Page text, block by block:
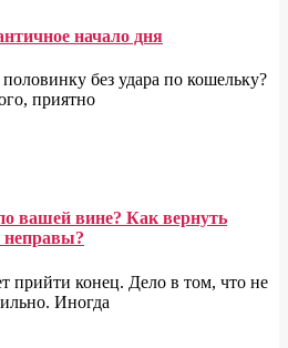
начало дня
без удара по кошельку?
приятно
вашей вине? Как вернуть
конец. Дело в том, что не
Иногда